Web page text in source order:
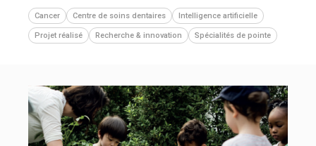
Cancer Centre de soins dentaires Intelligence artificielle
Projet réalisé Recherche & innovation Spécialités de pointe